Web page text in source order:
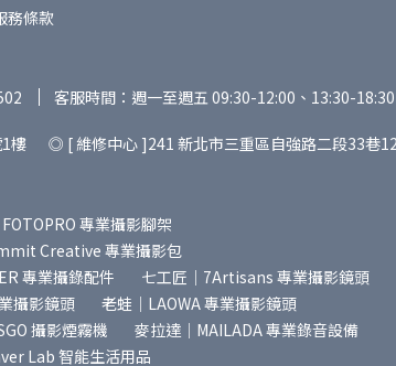
務條款
客服時間：週一至週五 09:30-12:00、13:30-18:30
1樓 ◎ [ 維修中心 ]241 新北市三重區自強路二段33巷
專業攝影腳架
Creative 專業攝影包
專業攝錄配件
七工匠｜7Artisans 專業攝影鏡頭
攝影鏡頭
老蛙｜LAOWA 專業攝影鏡頭
攝影煙霧機
麥拉達｜MAILADA 專業錄音設備
Lab 智能生活用品